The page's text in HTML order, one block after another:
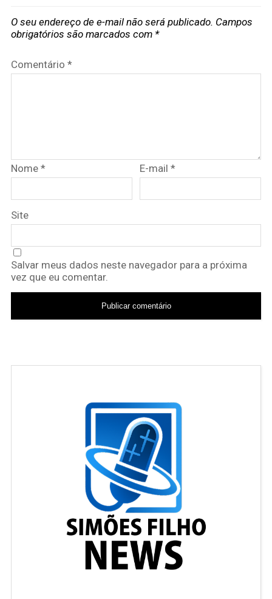
O seu endereço de e-mail não será publicado. Campos
obrigatórios são marcados com *
Comentário *
Nome * E-mail*
Site
Salvar meus dados neste navegador para a próxima
vez que eu comentar.